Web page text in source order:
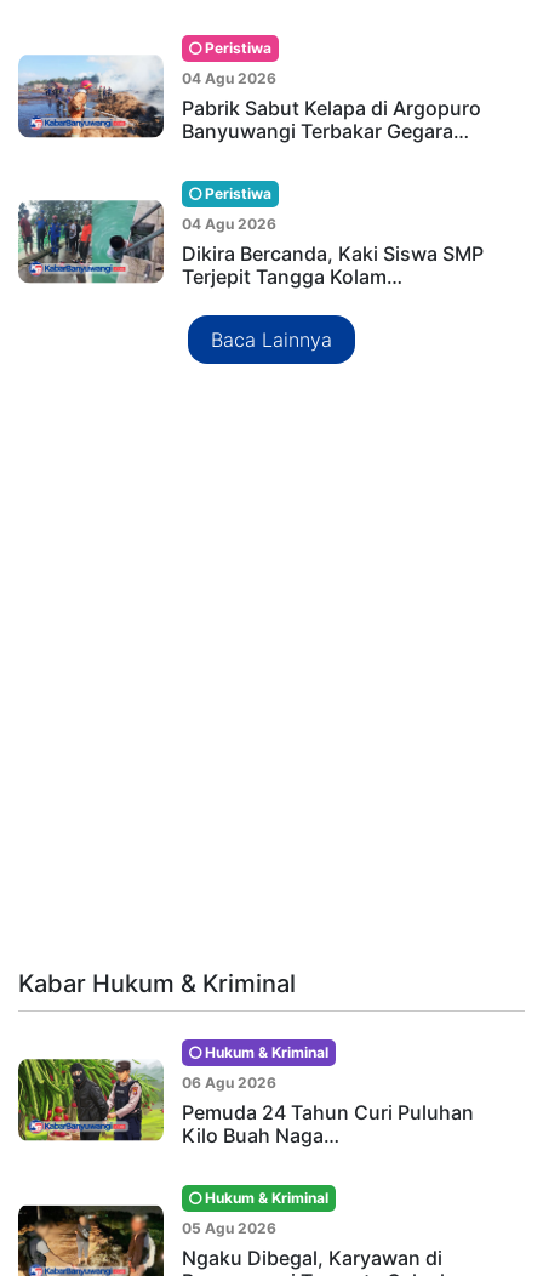
Peristiwa
04 Agu 2026
Pabrik Sabut Kelapa di Argopuro
Banyuwangi Terbakar Gegara…
Peristiwa
04 Agu 2026
Dikira Bercanda, Kaki Siswa SMP
Terjepit Tangga Kolam…
Baca Lainnya
Kabar Hukum & Kriminal
Hukum & Kriminal
06 Agu 2026
Pemuda 24 Tahun Curi Puluhan
Kilo Buah Naga…
Hukum & Kriminal
05 Agu 2026
Ngaku Dibegal, Karyawan di